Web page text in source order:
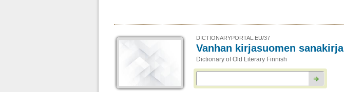
DICTIONARYPORTAL.EU/37
Vanhan kirjasuomen sanakirja
Dictionary of Old Literary Finnish